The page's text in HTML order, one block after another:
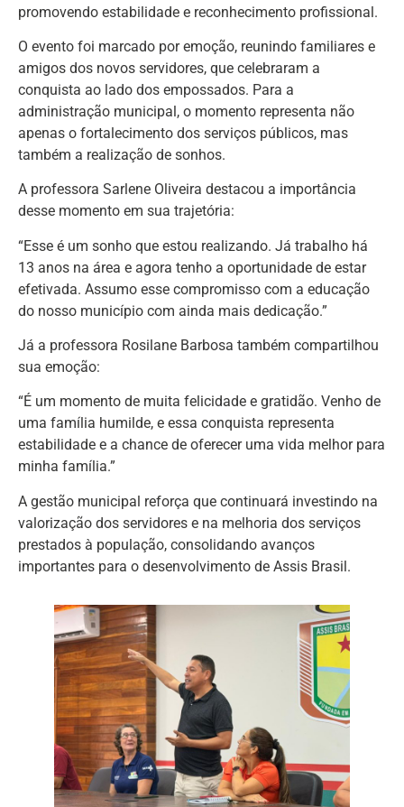
promovendo estabilidade e reconhecimento profissional.
O evento foi marcado por emoção, reunindo familiares e
amigos dos novos servidores, que celebraram a
conquista ao lado dos empossados. Para a
administração municipal, o momento representa não
apenas o fortalecimento dos serviços públicos, mas
também a realização de sonhos.
A professora Sarlene Oliveira destacou a importância
desse momento em sua trajetória:
“Esse é um sonho que estou realizando. Já trabalho há
13 anos na área e agora tenho a oportunidade de estar
efetivada. Assumo esse compromisso com a educação
do nosso município com ainda mais dedicação.”
Já a professora Rosilane Barbosa também compartilhou
sua emoção:
“É um momento de muita felicidade e gratidão. Venho de
uma família humilde, e essa conquista representa
estabilidade e a chance de oferecer uma vida melhor para
minha família.”
A gestão municipal reforça que continuará investindo na
valorização dos servidores e na melhoria dos serviços
prestados à população, consolidando avanços
importantes para o desenvolvimento de Assis Brasil.